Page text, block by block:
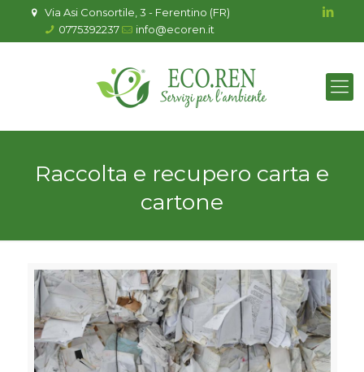
Via Asi Consortile, 3 - Ferentino (FR)
0775392237
info@ecoren.it
Raccolta e recupero carta e
cartone